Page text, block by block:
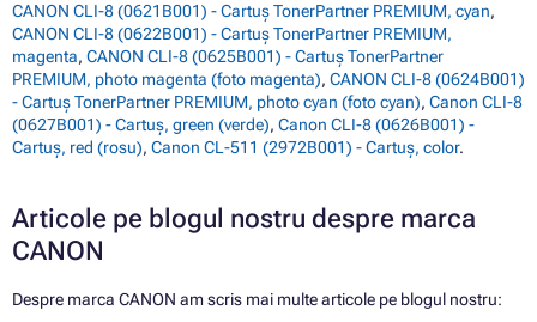
CANON CLI-8 (0621B001) - Cartuș TonerPartner PREMIUM, cyan,
CANON CLI-8 (0622B001) - Cartuș TonerPartner PREMIUM,
magenta, CANON CLI-8 (0625B001) - Cartuș TonerPartner
PREMIUM, photo magenta (foto magenta), CANON CLI-8 (0624B001)
- Cartuș TonerPartner PREMIUM, photo cyan (foto cyan), Canon CLI-8
(0627B001) - Cartuș, green (verde), Canon CLI-8 (0626B001) -
Cartuș, red (rosu), Canon CL-511 (2972B001) - Cartuș, color.
Articole pe blogul nostru despre marca
CANON
Despre marca CANON am scris mai multe articole pe blogul nostru: